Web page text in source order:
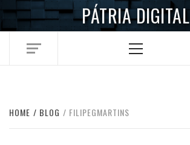
Skip
PÁTRIA DIGITAL
Menu
HOME BLOG FILIPEGMARTINS